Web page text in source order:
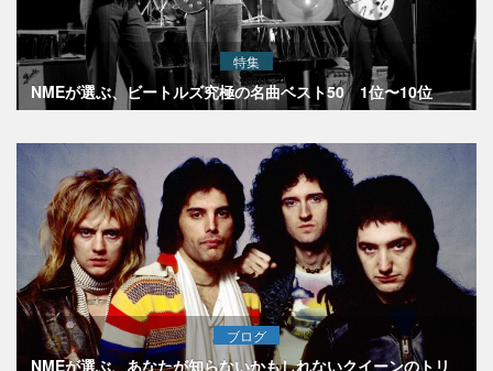
特集
NMEが選ぶ、ビートルズ究極の名曲ベスト50 1位〜10位
ブログ
NMEが選ぶ、あなたが知らないかもしれないクイーンのトリ